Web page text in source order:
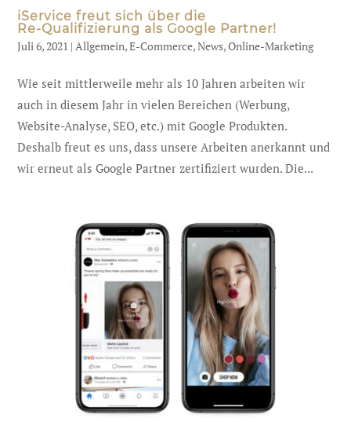
iService freut sich über die
Re-Qualifizierung als Google Partner!
Juli 6, 2021 |Allgemein,E-Commerce,News,Online-Marketing
Wie seit mittlerweile mehr als 10 Jahren arbeiten wir
auch in diesem Jahr in vielen Bereichen (Werbung,
Website-Analyse, SEO, etc.) mit Google Produkten.
Deshalb freut es uns, dass unsere Arbeiten anerkannt und
wir erneut als Google Partner zertifiziert wurden. Die...